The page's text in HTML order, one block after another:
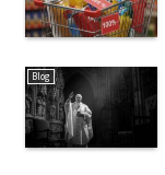
Blog